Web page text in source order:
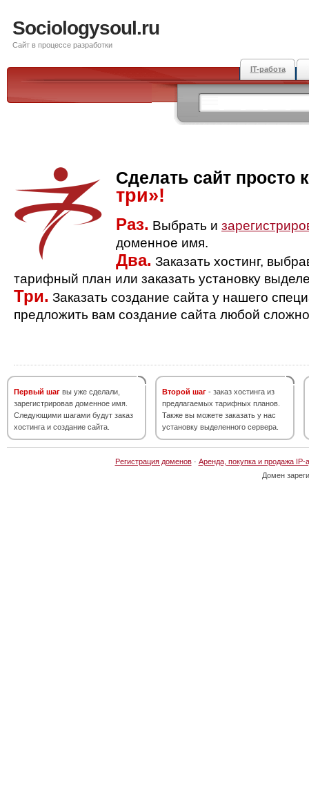
Sociologysoul.ru
Сайт в процессе разработки
IT-работа
Сделать сайт просто
три»!
Раз. Выбрать и
доменное имя.
Два. Заказать хостинг,
тарифный план или заказать установку
Три. Заказать создание сайта у нашего
предложить вам создание сайта любой
Первый шаг вы уже сделали,
зарегистрировав доменное имя.
Следующими шагами будут заказ
хостинга и создание сайта.
Второй шаг - заказ хостинга из
предлагаемых тарифных планов.
Также вы можете заказать у нас
установку выделенного сервера.
Регистрация доменов· Аренда, покупка и продажа IP-
Домен